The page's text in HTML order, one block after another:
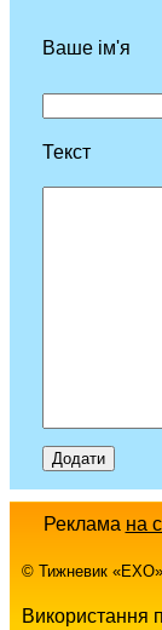
Ваше ім'я
Текст
Реклама на
© Тижневик
Використання